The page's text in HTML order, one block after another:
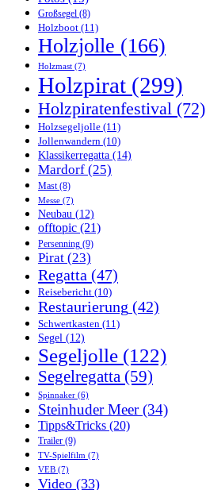
Großsegel (8)
Holzboot (11)
Holzjolle (166)
Holzmast (7)
Holzpirat (299)
Holzpiratenfestival (72)
Holzsegeljolle (11)
Jollenwandern (10)
Klassikerregatta (14)
Mardorf (25)
Mast (8)
Messe (7)
Neubau (12)
offtopic (21)
Persenning (9)
Pirat (23)
Regatta (47)
Reisebericht (10)
Restaurierung (42)
Schwertkasten (11)
Segel (12)
Segeljolle (122)
Segelregatta (59)
Spinnaker (6)
Steinhuder Meer(34)
Tipps&Tricks (20)
Trailer (9)
TV-Spielfilm (7)
VEB (7)
Video (33)